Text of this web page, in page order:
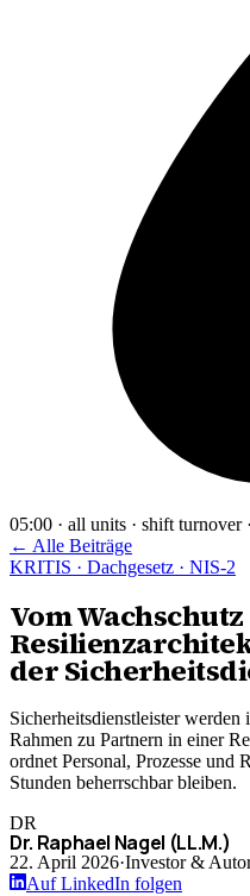
05:00 · all units · shift turnover
← Alle Beiträge
KRITIS · Dachgesetz · NIS-2
Vom
der
Sicherheitsdienstleister
Rahmen zu Partnern in einer
ordnet Personal, Prozesse und
Stunden beherrschbar bleiben.
DR
Dr. Raphael Nagel (LL.M.)
22. April 2026·Investor &
Auf LinkedIn folgen